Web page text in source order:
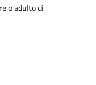
o adulto di